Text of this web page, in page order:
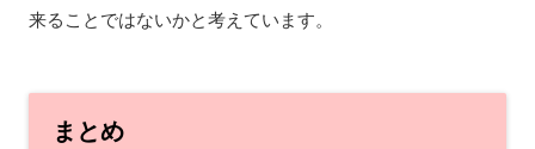
来ることではないかと考えています。
まとめ